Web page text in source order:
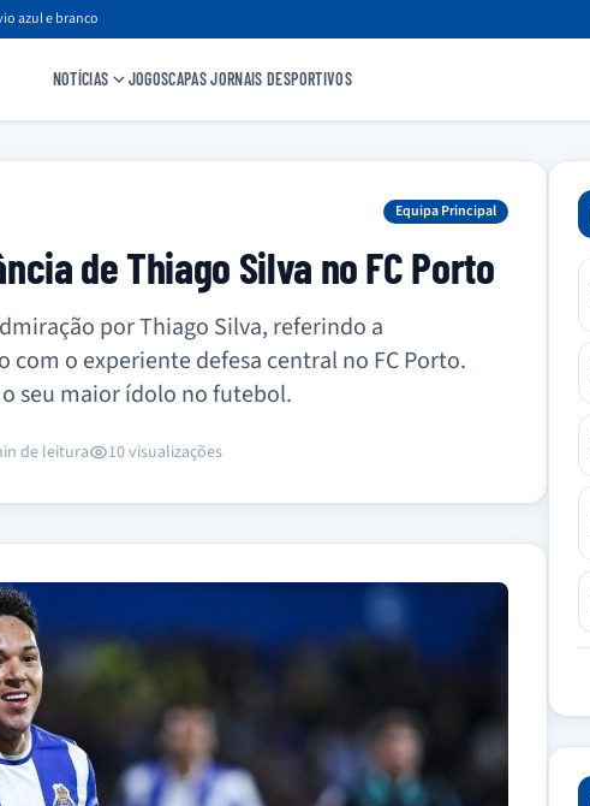
azul e branco
NOTÍCIAS JOGOSCAPAS JORNAIS DESPORTIVOS
Equipa Principal
de Thiago Silva no FC Porto
por Thiago Silva, referindo a
o experiente defesa central no FC Porto.
seu maior ídolo no futebol.
de leitura 10 visualizações